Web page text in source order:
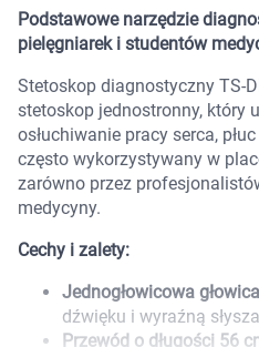
Korzystamy z plików
Podstawowe narzędzie
pielęgniarek i studentów
Stetoskop diagnostyczny TS-
stetoskop jednostronny, który
osłuchiwanie pracy serca,
często wykorzystywany w
zarówno przez
medycyny.
Cechy i zalety:
Jednogłowicowa
dźwięku i wyraźną
Przewód o długości 56